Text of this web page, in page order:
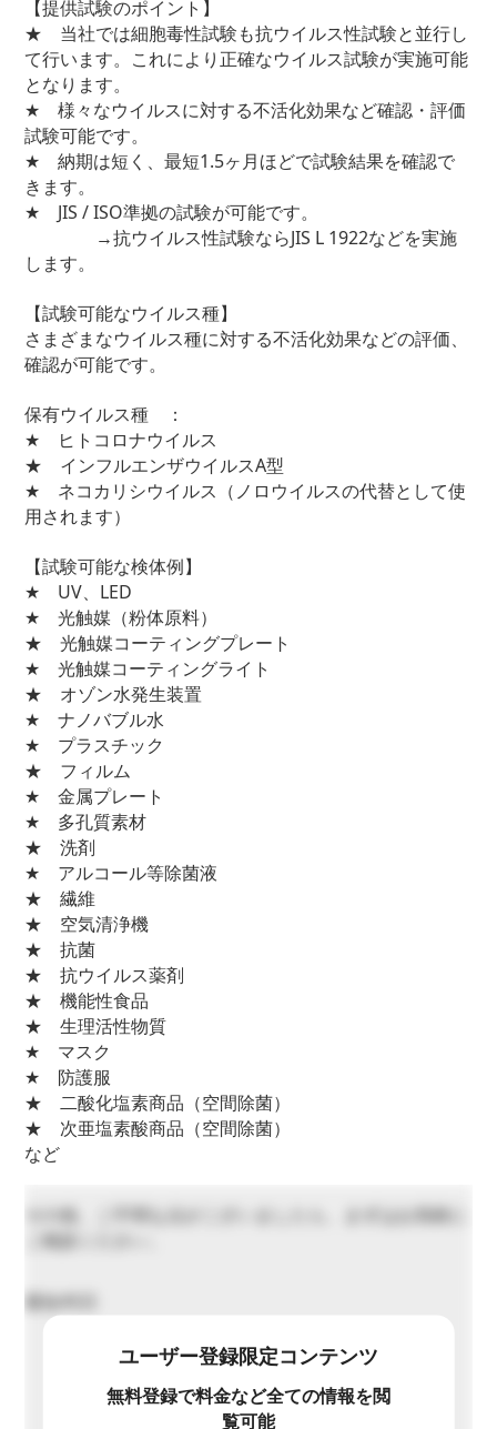
【提供試験のポイント】
★ 当社では細胞毒性試験も抗ウイルス性試験と並行し
て行います。これにより正確なウイルス試験が実施可能
となります。
★ 様々なウイルスに対する不活化効果など確認・評価
試験可能です。
★ 納期は短く、最短1.5ヶ月ほどで試験結果を確認で
きます。
★ JIS / ISO準拠の試験が可能です。
→抗ウイルス性試験ならJIS L 1922などを実施
します。
【試験可能なウイルス種】
さまざまなウイルス種に対する不活化効果などの評価、
確認が可能です。
保有ウイルス種 ：
★ ヒトコロナウイルス
★ インフルエンザウイルスA型
★ ネコカリシウイルス（ノロウイルスの代替として使
用されます）
【試験可能な検体例】
★ UV、LED
★ 光触媒（粉体原料）
★ 光触媒コーティングプレート
★ 光触媒コーティングライト
★ オゾン水発生装置
★ ナノバブル水
★ プラスチック
★ フィルム
★ 金属プレート
★ 多孔質素材
★ 洗剤
★ アルコール等除菌液
★ 繊維
★ 空気清浄機
★ 抗菌
★ 抗ウイルス薬剤
★ 機能性食品
★ 生理活性物質
★ マスク
★ 防護服
★ 二酸化塩素商品（空間除菌）
★ 次亜塩素酸商品（空間除菌）
など
その他、ご不明な点がございましたら、まずはお気軽に
ご相談ください。
最短45日
ユーザー登録限定コンテンツ
無料登録で料金など全ての情報を閲
覧可能